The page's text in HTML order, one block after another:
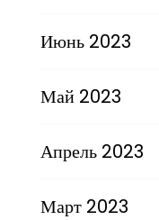
Июнь 2023
Май 2023
Апрель 2023
Март 2023